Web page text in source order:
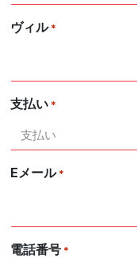
ヴィル *
支払い *
Eメール *
電話番号 *